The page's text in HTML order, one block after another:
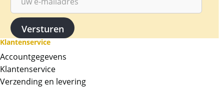
Klantenservice
Accountgegevens
Klantenservice
Verzending en levering